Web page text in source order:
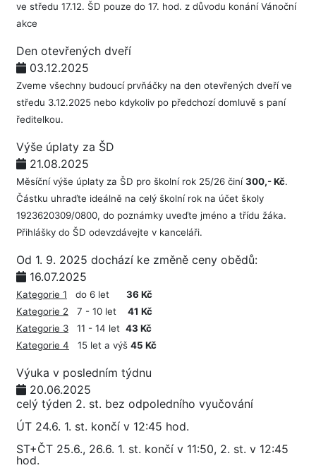
ve středu 17.12. ŠD pouze do 17. hod. z důvodu konání Vánoční
akce
Den otevřených dveří
03.12.2025
Zveme všechny budoucí prvňáčky na den otevřených dveří ve
středu 3.12.2025 nebo kdykoliv po předchozí domluvě s paní
ředitelkou.
Výše úplaty za ŠD
21.08.2025
Měsíční výše úplaty za ŠD pro školní rok 25/26 činí300,- Kč.
Částku uhraďte ideálně na celý školní rok na účet školy
1923620309/0800, do poznámky uveďte jméno a třídu žáka.
Přihlášky do ŠD odevzdávejte v kanceláři.
Od 1. 9. 2025 dochází ke změně ceny obědů:
16.07.2025
Kategorie 1 do 6 let 36 Kč
Kategorie 2 7 - 10 let 41 Kč
Kategorie 3 11 - 14 let 43 Kč
Kategorie 4 15 let a výš 45 Kč
Výuka v posledním týdnu
20.06.2025
celý týden 2. st. bez odpoledního vyučování
ÚT 24.6. 1. st. končí v 12:45 hod.
ST+ČT 25.6., 26.6. 1. st. končí v 11:50, 2. st. v 12:45
hod.